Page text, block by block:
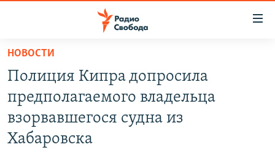
упрощенного
доступа
основному
содержанию
Вернутся
ПОДКАСТЫ
АВТОРСКИЕ ПРОЕКТЫ
ЦИТАТЫ СВОБОДЫ
НОВОСТИ
Полиция Кипра допросила
предполагаемого владельца
взорвавшегося судна из
Хабаровска